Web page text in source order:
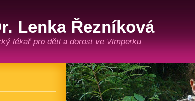
Lenka Řezníková
lékař pro děti a dorost ve Vimperku